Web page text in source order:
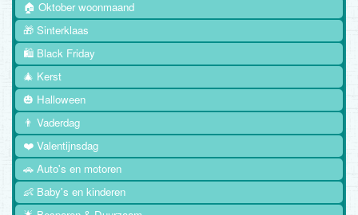
🏠 Oktober woonmaand
🎁 Sinterklaas
🛍️ Black Friday
🎄 Kerst
🎃 Halloween
👨 Vaderdag
❤️ Valentijnsdag
🚗 Auto's en motoren
👶 Baby's en kinderen